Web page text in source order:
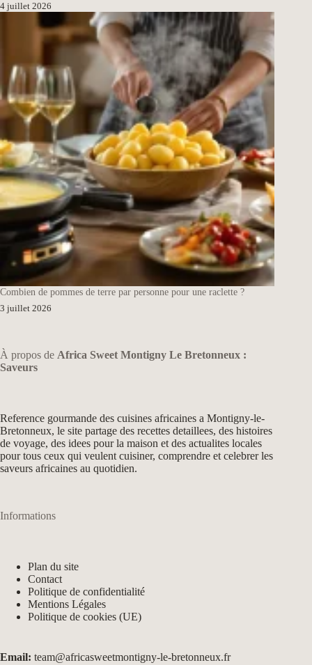
4 juillet 2026
Combien de pommes de terre par personne pour une raclette ?
3 juillet 2026
À propos de Africa Sweet Montigny Le Bretonneux :
Saveurs
Reference gourmande des cuisines africaines a Montigny-le-
Bretonneux, le site partage des recettes detaillees, des histoires
de voyage, des idees pour la maison et des actualites locales
pour tous ceux qui veulent cuisiner, comprendre et celebrer les
saveurs africaines au quotidien.
Informations
Plan du site
Contact
Politique de confidentialité
Mentions Légales
Politique de cookies (UE)
Email: team@africasweetmontigny-le-bretonneux.fr